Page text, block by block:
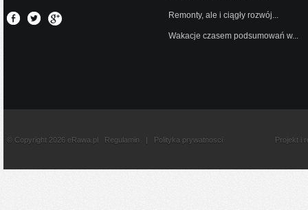
Remonty, ale i ciągły rozwój...
Wakacje czasem podsumowań w...
© Copyright 2026 eRawa.pl Regulamin | Polityka prywatnosci Projekt i